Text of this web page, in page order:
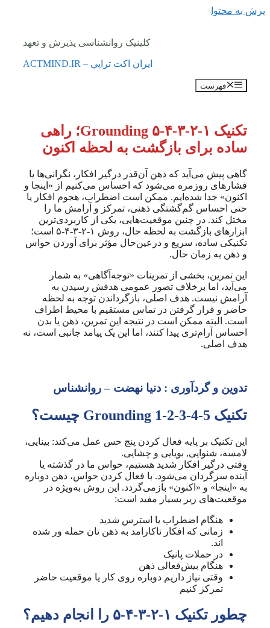
پرش به محتوا
کلینیک روانشناسی پذیرش و تعهد
ايران اكت تراپي – ACTMIND.IR
فهرست
تکنیک ۱-۲-۳-۴-۵ Grounding؛ راهی
ساده برای بازگشت به لحظه اکنون
گاهی پیش می‌آید که ذهن آن‌قدر درگیر افکار، نگرانی‌ها یا
فشارهای روزمره می‌شود که احساس می‌کنیم از «اینجا و
اکنون» جدا شده‌ایم. ممکن است اضطراب، هجوم افکار یا
حتی احساس گم‌گشتگی ذهنی، تمرکز و آرامش ما را
مختل کند. در چنین موقعیت‌هایی، یکی از کاربردی‌ترین
ابزارهای بازگشت به لحظه حال، روش ۱-۲-۳-۴-۵ است؛
تکنیکی ساده، سریع و درعین‌حال مؤثر برای آوردن حواس
و ذهن به زمان حال.
این تمرین، بخشی از تمرینات «توجه‌آگاهی» به شمار
می‌آید، اما برخلاف تصور عمومی هدفش رسیدن به
آرامش نیست. هدف اصلی، بازگرداندن توجه به لحظه
حاضر و قرار گرفتن در تماس مستقیم با محیط اطراف
است. البته ممکن است در نتیجه این تمرین، ذهن یا بدن
احساس آرام‌تری پیدا کنند، اما این یک پیامد جانبی است، نه
هدف اصلی.
تدوین و گردآوری : دنیا نهضت – روانشناس
تکنیک Grounding 1-2-3-4-5 چیست؟
این تکنیک بر پایه فعال کردن پنج حس عمل می‌کند: بینایی،
لامسه، شنوایی, بویایی و چشایی.
وقتی درگیر افکار شدید هستیم، حواس ما در گذشته یا
آینده سرگردان می‌شود. با فعال کردن حواس، ذهن دوباره
به «اینجا» و «اکنون» بازمی‌گردد. این روش به‌ویژه در
موقعیت‌های زیر بسیار مفید است:
هنگام اضطراب یا استرس شدید
زمانی که افکار ناکارامد به ذهن تان حمله ور شده
اند.
در حملات پانیک
هنگام بیش‌فعالی ذهن
وقتی نیاز داریم دوباره روی کار یا موقعیت حاضر
تمرکز کنیم
چطور تکنیک ۱-۲-۳-۴-۵ را انجام دهیم؟